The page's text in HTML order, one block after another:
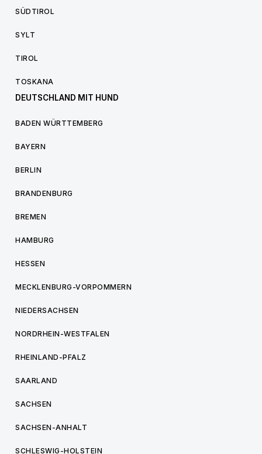
SÜDTIROL
SYLT
TIROL
TOSKANA
DEUTSCHLAND MIT HUND
BADEN WÜRTTEMBERG
BAYERN
BERLIN
BRANDENBURG
BREMEN
HAMBURG
HESSEN
MECKLENBURG-VORPOMMERN
NIEDERSACHSEN
NORDRHEIN-WESTFALEN
RHEINLAND-PFALZ
SAARLAND
SACHSEN
SACHSEN-ANHALT
SCHLESWIG-HOLSTEIN